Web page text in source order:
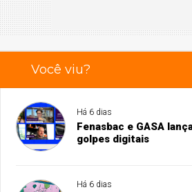
Você viu?
Há 6 dias
Fenasbac e GASA
golpes digitais
Há 6 dias